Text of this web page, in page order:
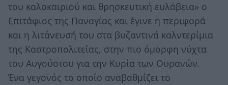
του καλοκαιριού και θρησκευτική ευλάβεια» ο
Επιτάφιος της Παναγίας και έγινε η περιφορά
και η λιτάνευσή του στα βυζαντινά καλντερίμια
της Καστροπολιτείας, στην πιο όμορφη νύχτα
του Αυγούστου για την Κυρία των Ουρανών.
Ένα γεγονός το οποίο αναβαθμίζει το